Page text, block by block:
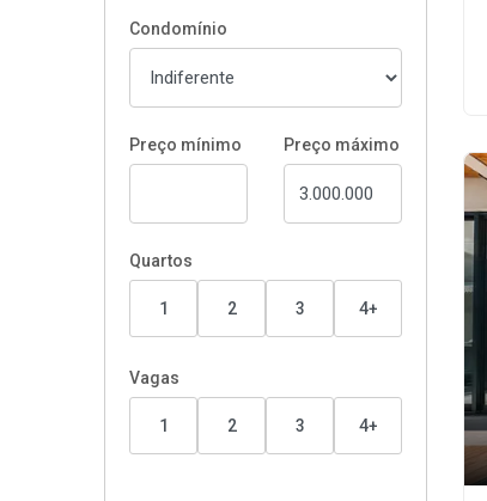
Condomínio
Preço mínimo Preço máximo
Quartos
1 2 3 4+
Vagas
1 2 3 4+